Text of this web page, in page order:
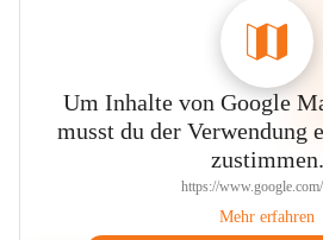
Um Inhalte von Google
musst du der Verwendung
zustimmen.
https://
Mehr erfahren